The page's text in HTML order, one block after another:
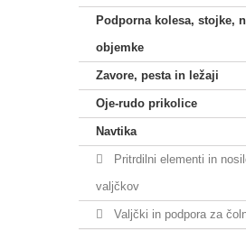
Podporna kolesa, stojke,
objemke
Zavore, pesta in ležaji
Oje-rudo prikolice
Navtika
Pritrdilni elementi in
valjčkov
Valjčki in podpora za